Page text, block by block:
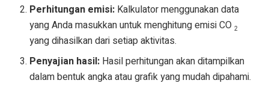
Perhitungan emisi: Kalkulator menggunakan data
yang Anda masukkan untuk menghitung emisi CO2
yang dihasilkan dari setiap aktivitas.
Penyajian hasil: Hasil perhitungan akan ditampilkan
dalam bentuk angka atau grafik yang mudah dipahami.